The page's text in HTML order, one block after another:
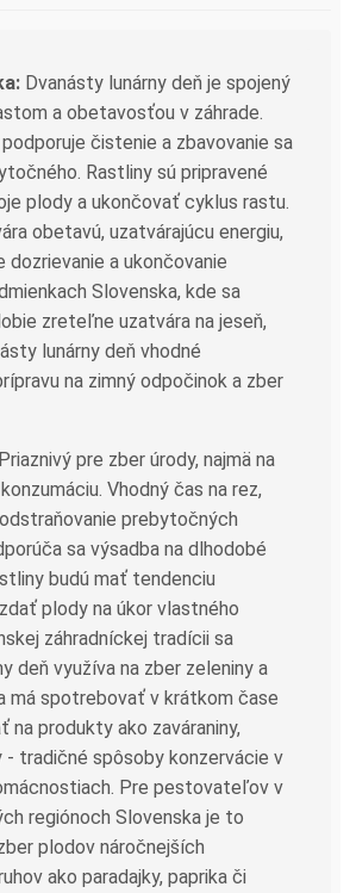
Dvanásty lunárny deň je spojený
a obetavosťou v záhrade.
čistenie a zbavovanie sa
Rastliny sú pripravené
plody a ukončovať cyklus rastu.
obetavú, uzatvárajúcu energiu,
dozrievanie a ukončovanie
Slovenska, kde sa
zreteľne uzatvára na jeseň,
lunárny deň vhodné
na zimný odpočinok a zber
Priaznivý pre zber úrody, najmä na
Vhodný čas na rez,
prebytočných
sa výsadba na dlhodobé
budú mať tendenciu
plody na úkor vlastného
záhradníckej tradícii sa
deň využíva na zber zeleniny a
má spotrebovať v krátkom čase
na produkty ako zaváraniny,
- tradičné spôsoby konzervácie v
Pre pestovateľov v
regiónoch Slovenska je to
plodov náročnejších
ako paradajky, paprika či